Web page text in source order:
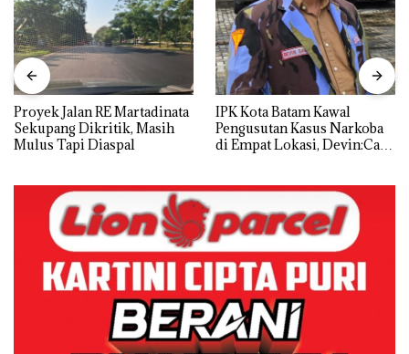
Proyek Jalan RE Martadinata
Sekupang Dikritik, Masih
Mulus Tapi Diaspal
IPK Kota Batam Kawal
Pengusutan Kasus Narkoba
di Empat Lokasi, Devin:Cari